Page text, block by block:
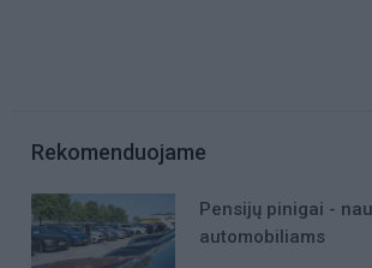
Rekomenduojame
Pensijų pinigai -
automobiliams